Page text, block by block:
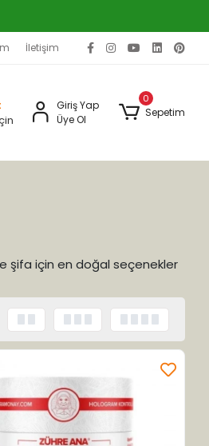
İletişim
Giriş Yap
Üye Ol
0
Sepetim
şifa için en doğal seçenekler